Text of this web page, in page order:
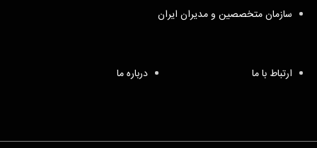
سازمان متخصصین و مدیران ایران
ارتباط با ما درباره ما